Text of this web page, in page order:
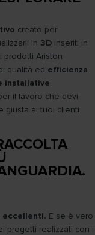
creato per
in 3D inseriti in
prodotti Ariston
qualità ed efficienza
installative,
il lavoro che devi
giusta ai tuoi clienti.
eccellenti. E se è vero
progetti realizzati con i